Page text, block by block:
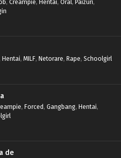
, Creampie, Hentai, Oral, Paizuri,
Hentai, MILF, Netorare, Rape, Schoolgirl
, Forced, Gangbang, Hentai,
de